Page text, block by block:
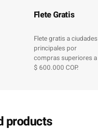
Flete Gratis
Flete gratis a ciudades
principales por
compras superiores a
$ 600.000 COP.
products